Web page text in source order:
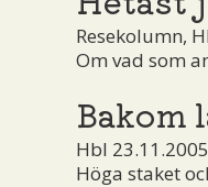
Resekolumn,
Om vad som
Bakom
Hbl 23.11.2005
Höga staket